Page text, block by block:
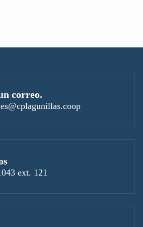
correo.
ext. 121